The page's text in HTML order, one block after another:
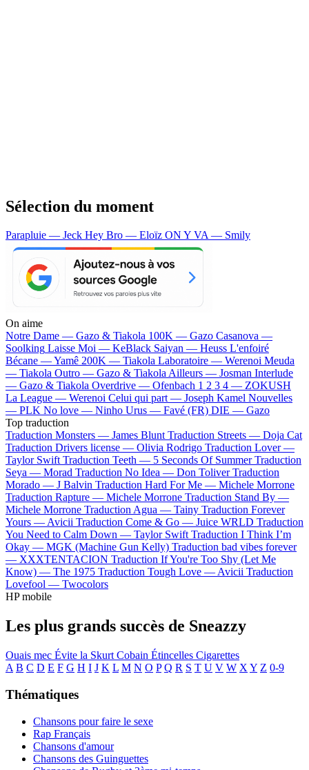
Sélection du moment
Parapluie — Jeck Hey Bro — Eloïz ON Y VA — Smily
On aime
Notre Dame — Gazo & Tiakola 100K — Gazo Casanova —
Soolking Laisse Moi — KeBlack Saiyan — Heuss L'enfoiré
Bécane —Yamê 200K — Tiakola Laboratoire — Werenoi Meuda
— Tiakola Outro — Gazo & TiakolaAilleurs — Josman Interlude
— Gazo & Tiakola Overdrive — Ofenbach 1 2 3 4 — ZOKUSH
La League — Werenoi Celui qui part — Joseph Kamel Nouvelles
— PLK No love — Ninho Urus — Favé (FR) DIE — Gazo
Top traduction
Traduction Monsters — James Blunt Traduction Streets — Doja Cat
Traduction Drivers license — Olivia Rodrigo Traduction Lover —
Taylor Swift Traduction Teeth — 5 Seconds Of Summer Traduction
Seya — Morad Traduction No Idea — Don Toliver Traduction
Morado — J Balvin Traduction Hard For Me — Michele Morrone
Traduction Rapture — Michele Morrone Traduction Stand By —
Michele Morrone Traduction Agua — Tainy Traduction Forever
Yours —Avicii Traduction Come & Go — Juice WRLD Traduction
You Need to Calm Down — Taylor Swift Traduction I Think I’m
Okay — MGK (Machine Gun Kelly) Traduction bad vibes forever
— XXXTENTACION Traduction If You're Too Shy (Let Me
Know) — The 1975 Traduction Tough Love —Avicii Traduction
Lovefool — Twocolors
HP mobile
Les plus grands succès de Sneazzy
Ouais mec Évite la Skurt Cobain Étincelles Cigarettes
A B C D E F G H I J K L M N O P Q R S T U V W X Y Z 0-9
Thématiques
Chansons pour faire le sexe
Rap Français
Chansons d'amour
Chansons des Guinguettes